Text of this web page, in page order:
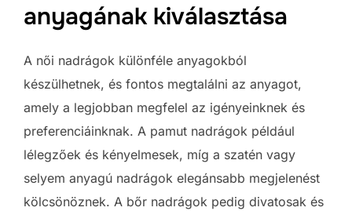
anyagának kiválasztása
A női nadrágok különféle anyagokból
készülhetnek, és fontos megtalálni az anyagot,
amely a legjobban megfelel az igényeinknek és
preferenciáinknak. A pamut nadrágok például
lélegzőek és kényelmesek, míg a szatén vagy
selyem anyagú nadrágok elegánsabb megjelenést
kölcsönöznek. A bőr nadrágok pedig divatosak és